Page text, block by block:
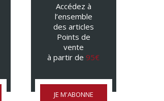
Accédez à
l’ensemble
des articles
Points de
vente
à partir de 95€
JE M'ABONNE